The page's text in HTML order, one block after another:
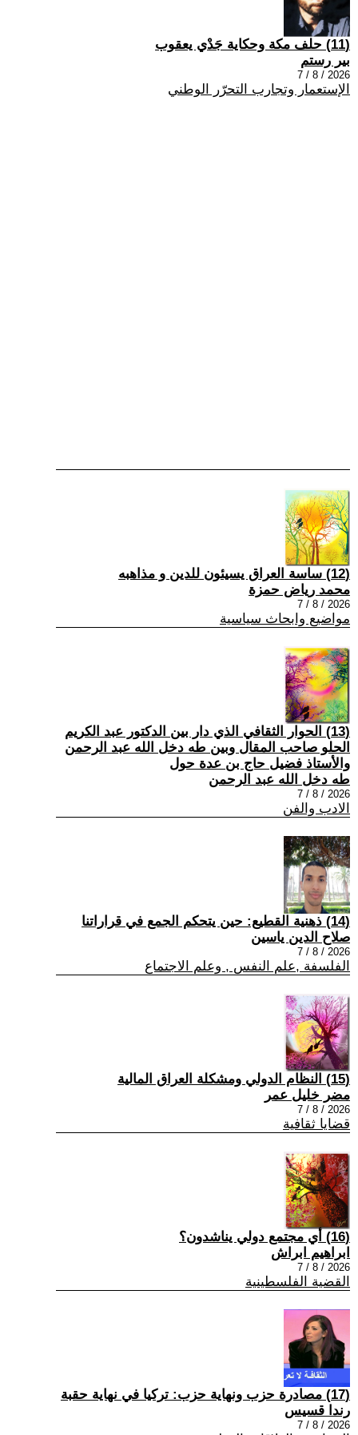
(11) حلف مكة وحكاية جَدْي يعقوب
بير رستم
2026 / 8 / 7
الإستعمار وتجارب التحرّر الوطني
(12) ساسة العراق يسيئون للدين و مذاهبه
محمد رياض حمزة
2026 / 8 / 7
مواضيع وابحاث سياسية
(13) الحوار الثقافي الذي دار بين الدكتور عبد الكريم
الحلو صاحب المقال وبين طه دخل الله عبد الرحمن
والأستاذ فضيل حاج بن عدة حول
طه دخل الله عبد الرحمن
2026 / 8 / 7
الادب والفن
(14) ذهنية القطيع: حين يتحكم الجمع في قراراتنا
صلاح الدين ياسين
2026 / 8 / 7
الفلسفة ,علم النفس , وعلم الاجتماع
(15) النظام الدولي ومشكلة العراق المالية
مضر خليل عمر
2026 / 8 / 7
قضايا ثقافية
(16) أي مجتمع دولي يناشدون؟
ابراهيم ابراش
2026 / 8 / 7
القضية الفلسطينية
(17) مصادرة حزب ونهاية حزب: تركيا في نهاية حقبة
رندا قسيس
2026 / 8 / 7